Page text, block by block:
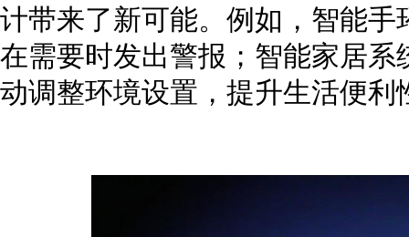
计带来了新可能。例如，智能
在需要时发出警报；智能家居
动调整环境设置，提升生活便利